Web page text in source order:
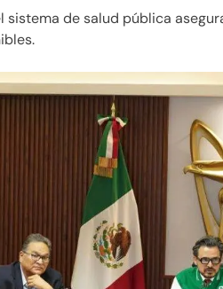
sistema de salud pública